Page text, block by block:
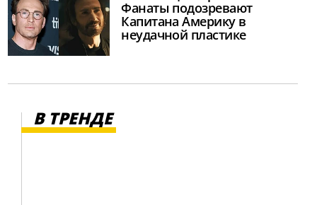
Фанаты подозревают
Капитана Америку в
неудачной пластике
В ТРЕНДЕ